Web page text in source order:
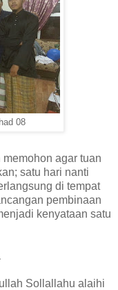
08
agar tuan
satu hari nanti
di tempat
pembinaan
kenyataan satu
Sollallahu alaihi